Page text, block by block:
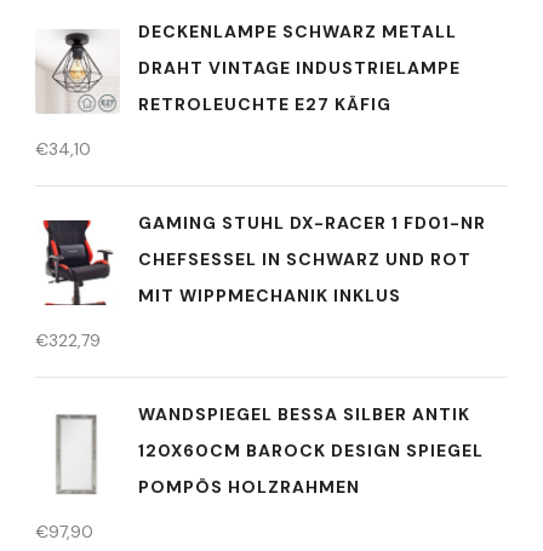
DECKENLAMPE SCHWARZ METALL
DRAHT VINTAGE INDUSTRIELAMPE
RETROLEUCHTE E27 KÄFIG
€34,10
GAMING STUHL DX-RACER 1 FD01-NR
CHEFSESSEL IN SCHWARZ UND ROT
MIT WIPPMECHANIK INKLUS
€322,79
WANDSPIEGEL BESSA SILBER ANTIK
120X60CM BAROCK DESIGN SPIEGEL
POMPÖS HOLZRAHMEN
€97,90